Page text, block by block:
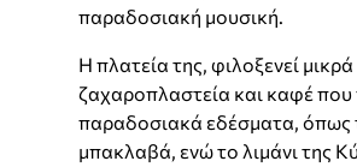
παραδοσιακή μουσική.
Η πλατεία της, φιλοξενεί
ζαχαροπλαστεία και καφέ
παραδοσιακά εδέσματα, όπως
μπακλαβά, ενώ το λιμάνι της